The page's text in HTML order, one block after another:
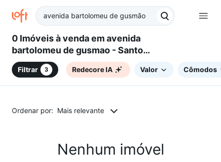
0 Imóveis à venda em avenida
bartolomeu de gusmao - Santos,
SP
Filtrar 3 Redecore IA Valor Cômodos
Ordenar por: Mais relevante
Nenhum imóvel